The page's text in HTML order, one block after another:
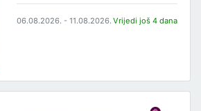
06.08.2026. - 11.08.2026. Vrijedi još 4 dana